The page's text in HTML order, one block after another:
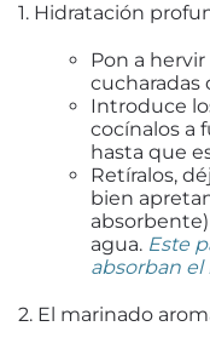
1. Hidratación
Pon a
cucharadas
Introduce
cocínalos a
hasta que
Retíralos,
bien
agua. Este
absorban el
2. El marinado